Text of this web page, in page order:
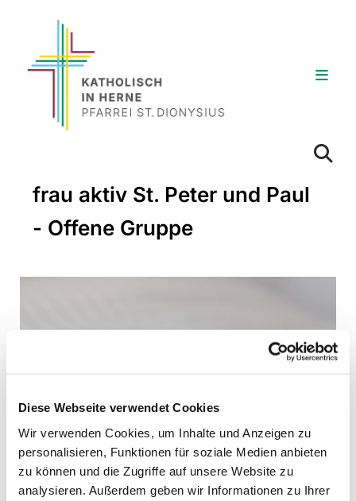
Diese Webseite verwendet Cookies
Wir verwenden Cookies, um Inhalte und Anzeigen zu
personalisieren, Funktionen für soziale Medien anbieten
zu können und die Zugriffe auf unsere Website zu
analysieren. Außerdem geben wir Informationen zu Ihrer
frau aktiv St. Peter und Paul
- Offene Gruppe